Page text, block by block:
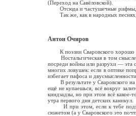
(Переход на Савёловской).
Отсюда и частушечные рифмы,
Так же, как в народных песнях,
Антон Очиров
К поэзии Сваровского хорошо
Ностальгическая в том смысле,
посреди войны или разрухи — эта
многих ловушек: если в оптике
избегает пафоса и
В результате у Сваровского на
ещё не купаешься, всё вокруг
киндзадзы, но при этом всё какое-
утра первого дня детских каникул.
И при этом, если к тебе
сюжетом (а у Сваровского это